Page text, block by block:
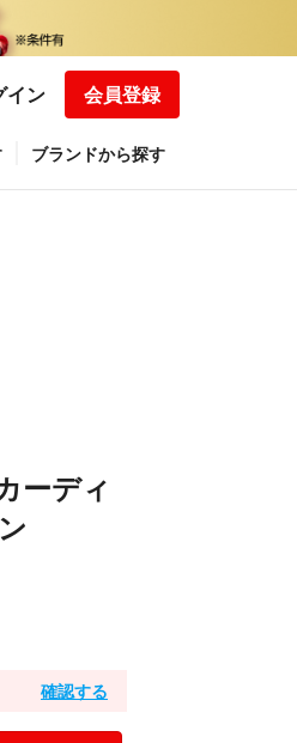
イン 会員登録
ブランドから探す
ーディ
確認する